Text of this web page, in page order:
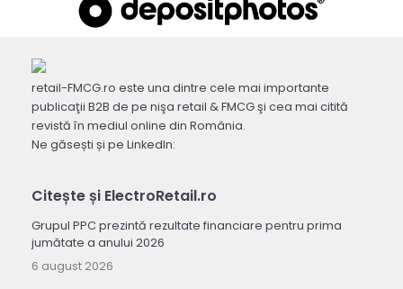
retail-FMCG.ro este una dintre cele mai importante
publicaţii B2B de pe nişa retail & FMCG şi cea mai citită
revistă în mediul online din România.
Ne găsești și pe LinkedIn:
Citește și ElectroRetail.ro
Grupul PPC prezintă rezultate financiare pentru prima
jumătate a anului 2026
6 august 2026